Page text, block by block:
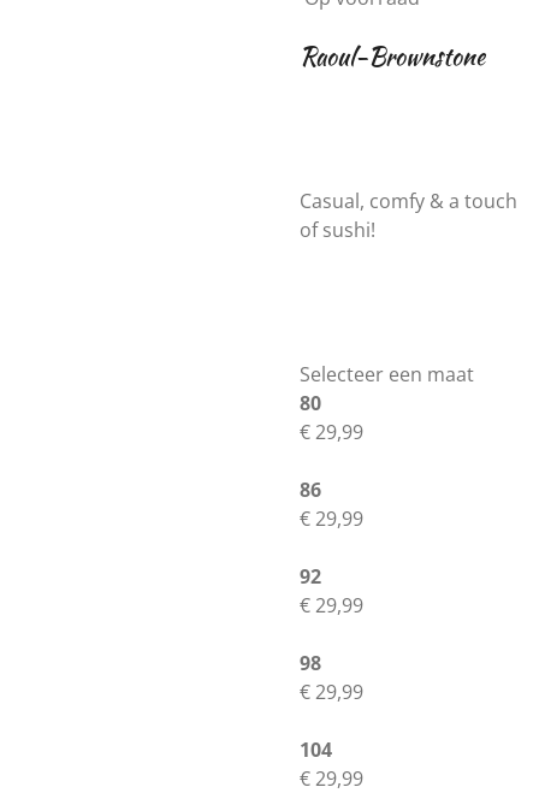
Raoul-Brownstone
Casual, comfy & a touch
of sushi!
Selecteer een maat
80
€ 29,99
86
€ 29,99
92
€ 29,99
98
€ 29,99
104
€ 29,99